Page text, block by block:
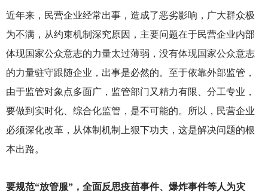
近年来，民营企业经常出事，造成了恶劣影响，广大群众极
为不满，从约束机制深究原因，主要问题在于民营企业内部
体现国家公众意志的力量太过薄弱，没有体现国家公众意志
的力量驻守跟随企业，出事是必然的。至于依靠外部监管，
由于监管对象点多面广，监管部门又精力有限、分工专业，
要做到实时化、综合化监管，是不可能的。所以，民营企业
必须深化改革，从体制机制上狠下功夫，这是解决问题的根
本出路。
要规范“放管服”，全面反思疫苗事件、爆炸事件等人为灾